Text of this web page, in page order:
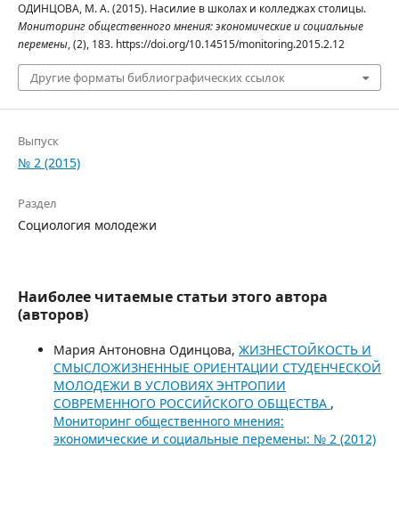
ОДИНЦОВА, М. А. (2015). Насилие в школах и колледжах столицы.
Мониторинг общественного мнения: экономические и социальные
перемены, (2), 183. https://doi.org/10.14515/monitoring.2015.2.12
Другие форматы библиографических ссылок
Выпуск
№ 2 (2015)
Раздел
Социология молодежи
Наиболее читаемые статьи этого автора
(авторов)
Мария Антоновна Одинцова, ЖИЗНЕСТОЙКОСТЬ И
СМЫСЛОЖИЗНЕННЫЕ ОРИЕНТАЦИИ СТУДЕНЧЕСКОЙ
МОЛОДЕЖИ В УСЛОВИЯХ ЭНТРОПИИ
СОВРЕМЕННОГО РОССИЙСКОГО ОБЩЕСТВА ,
Мониторинг общественного мнения:
экономические и социальные перемены: № 2 (2012)